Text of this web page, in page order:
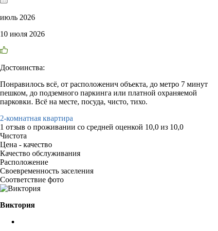
июль 2026
10 июля 2026
Достоинства:
Понравилось всё, от расположенич объекта, до метро 7 минут
пешком, до подземного паркинга или платной охраняемой
парковки. Всё на месте, посуда, чисто, тихо.
2-комнатная квартира
1 отзыв о проживании со средней оценкой 10,0 из 10,0
Чистота
Цена - качество
Качество обслуживания
Расположение
Своевременность заселения
Соответствие фото
Виктория